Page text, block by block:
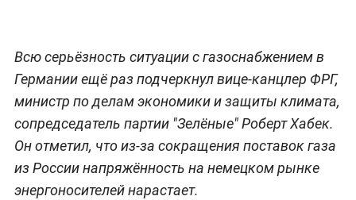
Всю серьёзность ситуации с газоснабжением в
Германии ещё раз подчеркнул вице-канцлер ФРГ,
министр по делам экономики и защиты климата,
сопредседатель партии "Зелёные" Роберт Хабек.
Он отметил, что из-за сокращения поставок газа
из России напряжённость на немецком рынке
энергоносителей нарастает.